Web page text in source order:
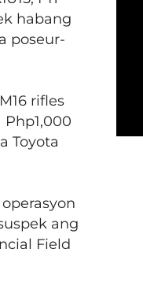
habang
poseur-
rifles
Toyota
ang
Field